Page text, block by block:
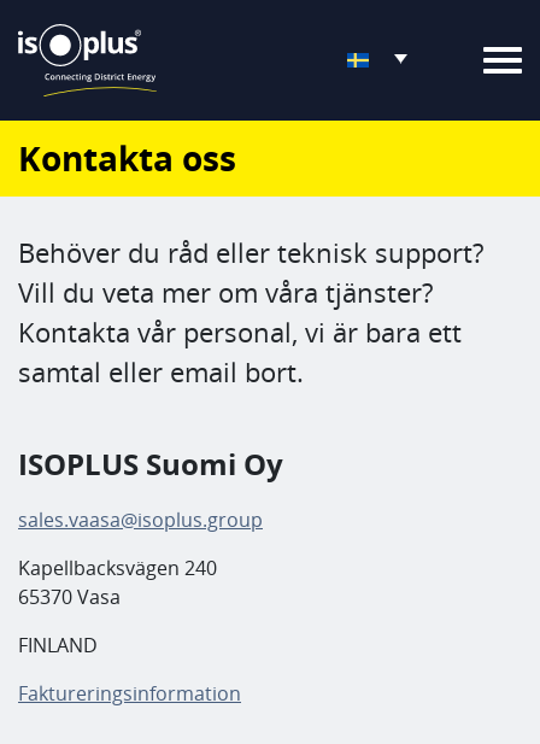
Kontakta oss
Behöver du råd eller teknisk support?
Vill du veta mer om våra tjänster?
Kontakta vår personal, vi är bara ett
samtal eller email bort.
ISOPLUS Suomi Oy
sales.vaasa@isoplus.group
Kapellbacksvägen 240
65370 Vasa
FINLAND
Faktureringsinformation